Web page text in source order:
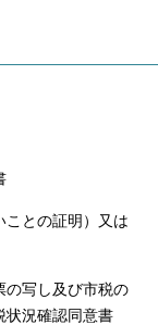
ことの証明）又は
の写し及び市税の
状況確認同意書